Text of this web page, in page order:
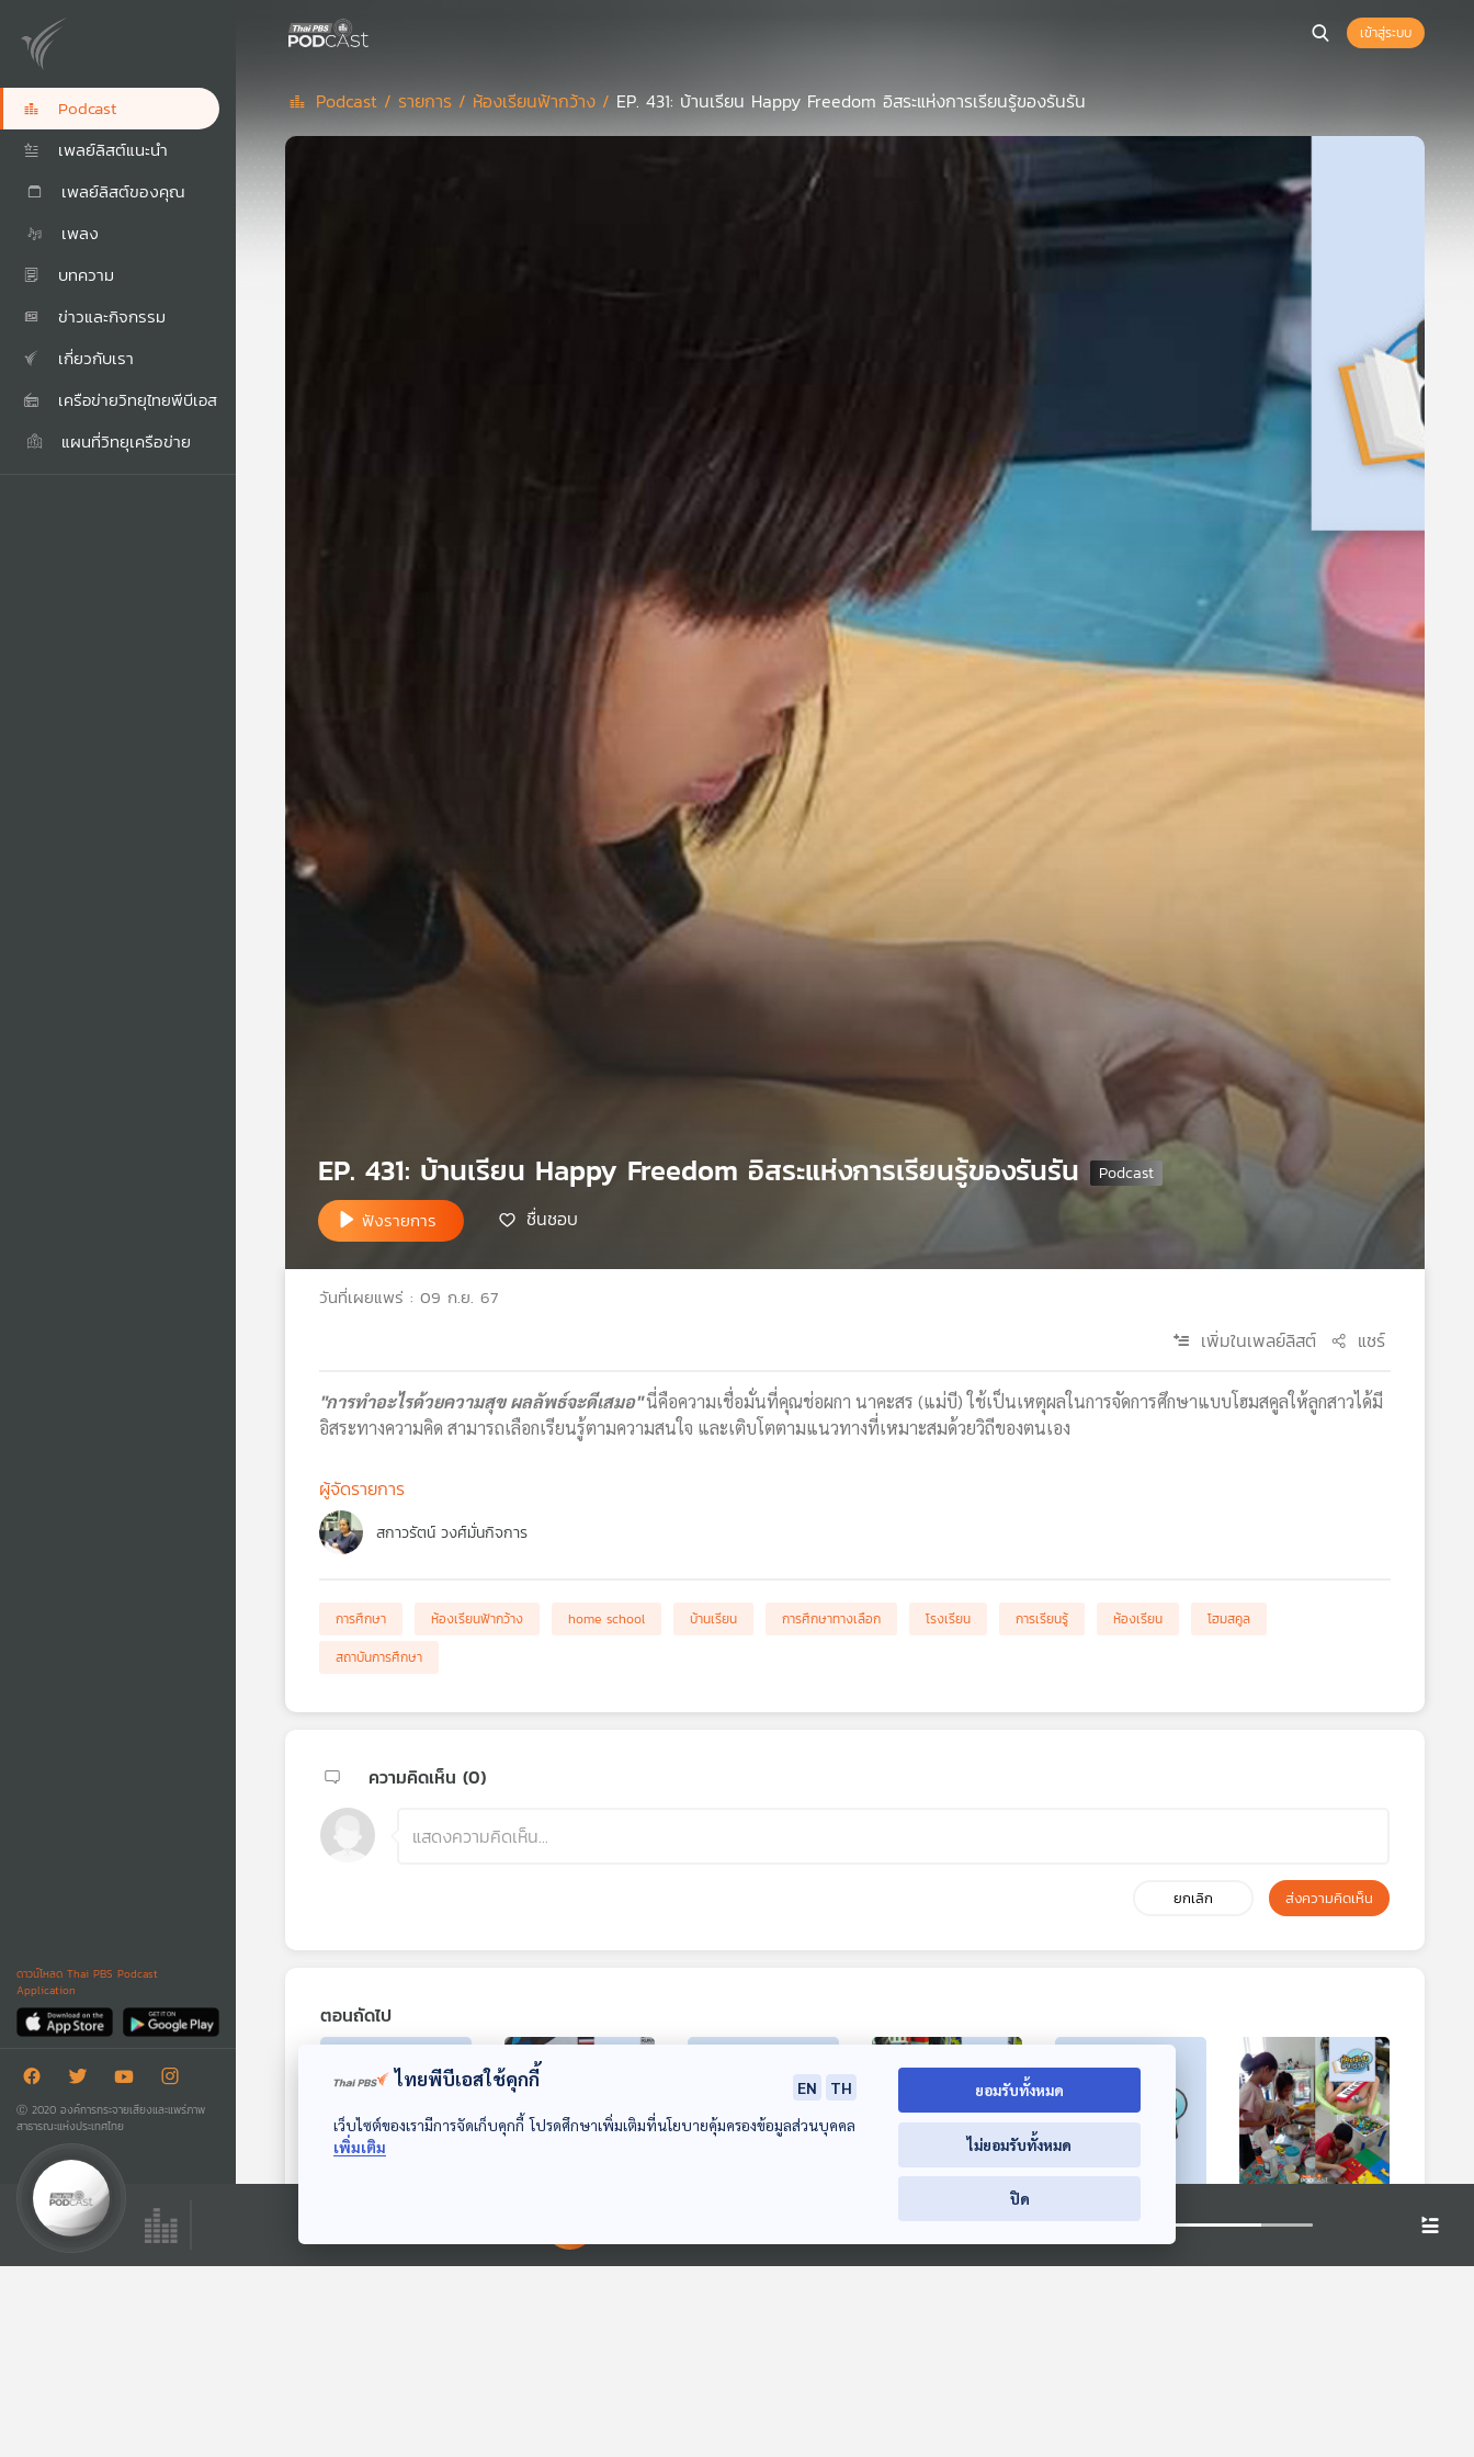
Podcast
เพลย์ลิสต์แนะนำ
เพลย์ลิสต์ของคุณ
เพลง
บทความ
ข่าวและกิจกรรม
เกี่ยวกับเรา
เครือข่ายวิทยุไทยพีบีเอส
แผนที่วิทยุเครือข่าย
ดาวน์โหลด Thai PBS Podcast
Application
Ⓒ 2020 องค์การกระจายเสียงและแพร่ภาพ
สาธารณะแห่งประเทศไทย
เข้าสู่ระบบ
Podcast / รายการ / ห้องเรียนฟ้ากว้าง / EP. 431: บ้านเรียน Happy Freedom อิสระแห่งการเรียนรู้ของรันรัน
EP. 431: บ้านเรียน Happy Freedom อิสระแห่งการเรียนรู้ของรันรัน
ฟังรายการ ชื่นชอบ
วันที่เผยแพร่ : 09 ก.ย. 67
เพิ่มในเพลย์ลิสต์ แชร์
"การทำอะไรด้วยความสุข ผลลัพธ์จะดีเสมอ"นี่คือความเชื่อมั่นที่คุณช่อผกา นาคะสร (แม่บี) ใช้เป็นเหตุผลในการจัดการศึกษาแบบโฮมสคูลให้ลูกสาวได้มี
อิสระทางความคิด สามารถเลือกเรียนรู้ตามความสนใจ และเติบโตตามแนวทางที่เหมาะสมด้วยวิถีของตนเอง
ผู้จัดรายการ
สกาวรัตน์ วงศ์มั่นกิจการ
การศึกษา ห้องเรียนฟ้ากว้าง home school บ้านเรียน การศึกษาทางเลือก โรงเรียน การเรียนรู้ ห้องเรียน
โฮมสคูล
สถาบันการศึกษา
ความคิดเห็น (0)
ยกเลิก ส่งความคิดเห็น
ตอนถัดไป
จ.บุรีรัมย์ ใช้
นวัตกรรม "จิต
ห้องเรียนฟ้ากว้าง
คันธมาทน์ เน้น
กิจกรรมเพื่อการ
ห้องเรียนฟ้ากว้าง
Podcast จัดอบรม
การผลิตพอดแคสต์ให้
ห้องเรียนฟ้ากว้าง
ประสบการณ์การจัด
โฮมสคูลเด็กเล็ก
ห้องเรียนฟ้ากว้าง
ปลาดาว จ.เชียงใหม่
เข้ารอบการคัดเลือก
ห้องเรียนฟ้ากว้าง
Homeschool
ห้องเรียนฟ้ากว้าง
00:00:00
ไทยพีบีเอสใช้คุกกี้ EN
TH
เว็บไซต์ของเรามีการจัดเก็บคุกกี้ โปรดศึกษาเพิ่มเติมที่นโยบายคุ้มครองข้อมูลส่วนบุคคล
เพิ่มเติม
ยอมรับทั้งหมด
ไม่ยอมรับทั้งหมด
ปิด